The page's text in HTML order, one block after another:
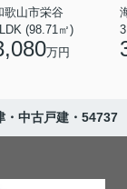
歌山市栄谷
(98.71㎡)
万円
・中古戸建・54737